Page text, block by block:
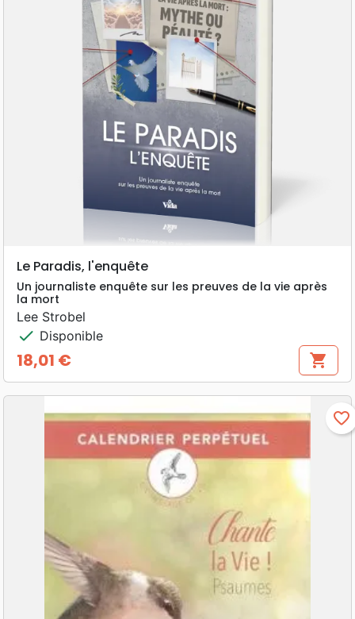
Le Paradis, l'enquête
Un journaliste enquête sur les preuves de la vie après
la mort
Lee Strobel
check Disponible
Prix
18,01 € shopping_cart
favorite_border